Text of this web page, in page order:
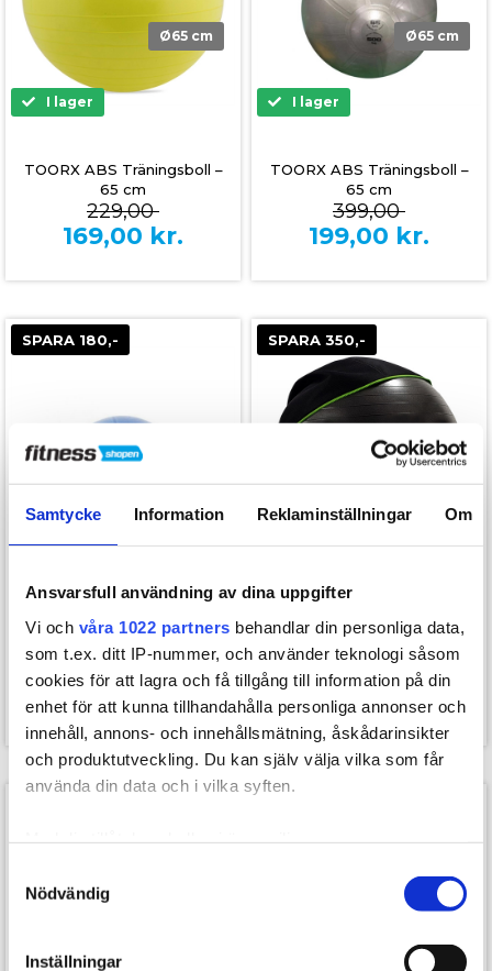
Samtycke Information Reklaminställningar Om
Ansvarsfull användning av dina uppgifter
Vi och våra 1022 partners behandlar din personliga data,
som t.ex. ditt IP-nummer, och använder teknologi såsom
cookies för att lagra och få tillgång till information på din
enhet för att kunna tillhandahålla personliga annonser och
innehåll, annons- och innehållsmätning, åskådarinsikter
och produktutveckling. Du kan själv välja vilka som får
använda din data och i vilka syften.
kan ha en noggrannhet på upp till flera meter
Nödvändig
Inställningar
Ø65 cm
I lager
TOORX ABS Träningsboll –
65 cm
229,00
169,00 kr.
Ø65 cm
I lager
TOORX ABS Träningsboll –
65 cm
399,00
199,00 kr.
SPARA 180,-
TOORX Antiburst
Träningsboll – 55 cm
329,00
149,00kr.
SPARA 350,-
Tunturi Överdrag för
Träningsboll – 65 cm
749,00
399,00kr.